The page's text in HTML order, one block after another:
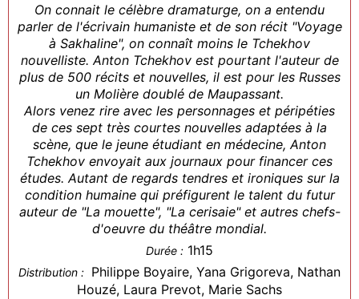
On connait le célèbre dramaturge, on a entendu
parler de l'écrivain humaniste et de son récit "Voyage
à Sakhaline", on connaît moins le Tchekhov
nouvelliste. Anton Tchekhov est pourtant l'auteur de
plus de 500 récits et nouvelles, il est pour les Russes
un Molière doublé de Maupassant.
Alors venez rire avec les personnages et péripéties
de ces sept très courtes nouvelles adaptées à la
scène, que le jeune étudiant en médecine, Anton
Tchekhov envoyait aux journaux pour financer ces
études. Autant de regards tendres et ironiques sur la
condition humaine qui préfigurent le talent du futur
auteur de "La mouette", "La cerisaie" et autres chefs-
d'oeuvre du théâtre mondial.
Durée : 1h15
Distribution : Philippe Boyaire, Yana Grigoreva, Nathan
Houzé, Laura Prevot, Marie Sachs